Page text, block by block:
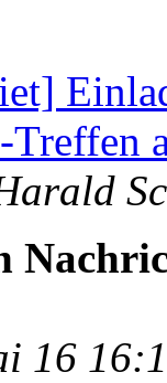
16